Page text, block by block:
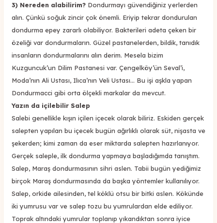
3) Nereden alabilirim? Dondurmayı güvendiğiniz yerlerden
alın. Çünkü soğuk zincir çok önemli. Eriyip tekrar dondurulan
dondurma epey zararlı olabiliyor. Bakterileri adeta çeken bir
özeliği var dondurmaların. Güzel pastanelerden, bildik, tanıdık
insanların dondurmalarını alın derim. Mesela bizim
Kuzguncuk’un Dilim Pastanesi var. Çengelköy’ün Seval’i,
Moda’nın Ali Ustası, Ilıca’nın Veli Ustası... Bu işi aşkla yapan
Dondurmacci gibi orta ölçekli markalar da mevcut.
Yazın da içilebilir Salep
Salebi genellikle kışın içilen içecek olarak biliriz. Eskiden gerçek
salepten yapılan bu içecek bugün ağırlıklı olarak süt, nişasta ve
şekerden; kimi zaman da eser miktarda salepten hazırlanıyor.
Gerçek saleple, ilk dondurma yapmaya başladığımda tanıştım.
Salep, Maraş dondurmasının sihri aslen. Tabii bugün yediğimiz
birçok Maraş dondurmasında da başka yöntemler kullanılıyor.
Salep, orkide ailesinden, tel köklü otsu bir bitki aslen. Kökünde
iki yumrusu var ve salep tozu bu yumrulardan elde ediliyor.
Toprak altındaki yumrular toplanıp yıkandıktan sonra iyice